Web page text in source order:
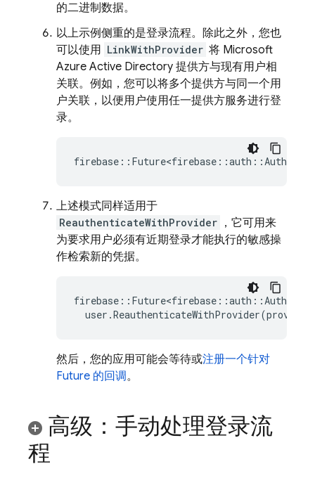
的二进制数据。
以上示例侧重的是登录流程。除此之外，您也
可以使用 LinkWithProvider 将 Microsoft
Azure Active Directory 提供方与现有用户相
关联。例如，您可以将多个提供方与同一个用
户关联，以便用户使用任一提供方服务进行登
录。
firebase :: Future<firebase ::auth ::
上述模式同样适用于
ReauthenticateWithProvider ，它可用来
为要求用户必须有近期登录才能执行的敏感操
作检索新的凭据。
firebase :: Future<firebase ::auth ::
user .ReauthenticateWithProvider(
然后，您的应用可能会等待或注册一个针对
Future 的回调。
高级：手动处理登录流
程